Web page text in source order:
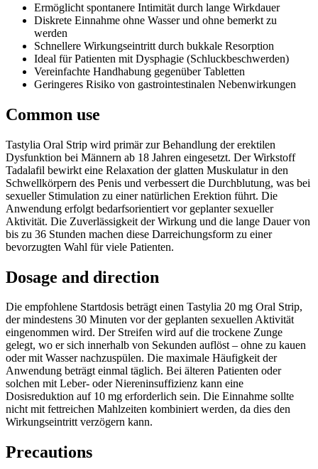
Ermöglicht spontanere Intimität durch lange Wirkdauer
Diskrete Einnahme ohne Wasser und ohne bemerkt zu
werden
Schnellere Wirkungseintritt durch bukkale Resorption
Ideal für Patienten mit Dysphagie (Schluckbeschwerden)
Vereinfachte Handhabung gegenüber Tabletten
Geringeres Risiko von gastrointestinalen Nebenwirkungen
Common use
Tastylia Oral Strip wird primär zur Behandlung der erektilen
Dysfunktion bei Männern ab 18 Jahren eingesetzt. Der Wirkstoff
Tadalafil bewirkt eine Relaxation der glatten Muskulatur in den
Schwellkörpern des Penis und verbessert die Durchblutung, was bei
sexueller Stimulation zu einer natürlichen Erektion führt. Die
Anwendung erfolgt bedarfsorientiert vor geplanter sexueller
Aktivität. Die Zuverlässigkeit der Wirkung und die lange Dauer von
bis zu 36 Stunden machen diese Darreichungsform zu einer
bevorzugten Wahl für viele Patienten.
Dosage and direction
Die empfohlene Startdosis beträgt einen Tastylia 20 mg Oral Strip,
der mindestens 30 Minuten vor der geplanten sexuellen Aktivität
eingenommen wird. Der Streifen wird auf die trockene Zunge
gelegt, wo er sich innerhalb von Sekunden auflöst – ohne zu kauen
oder mit Wasser nachzuspülen. Die maximale Häufigkeit der
Anwendung beträgt einmal täglich. Bei älteren Patienten oder
solchen mit Leber- oder Niereninsuffizienz kann eine
Dosisreduktion auf 10 mg erforderlich sein. Die Einnahme sollte
nicht mit fettreichen Mahlzeiten kombiniert werden, da dies den
Wirkungseintritt verzögern kann.
Precautions